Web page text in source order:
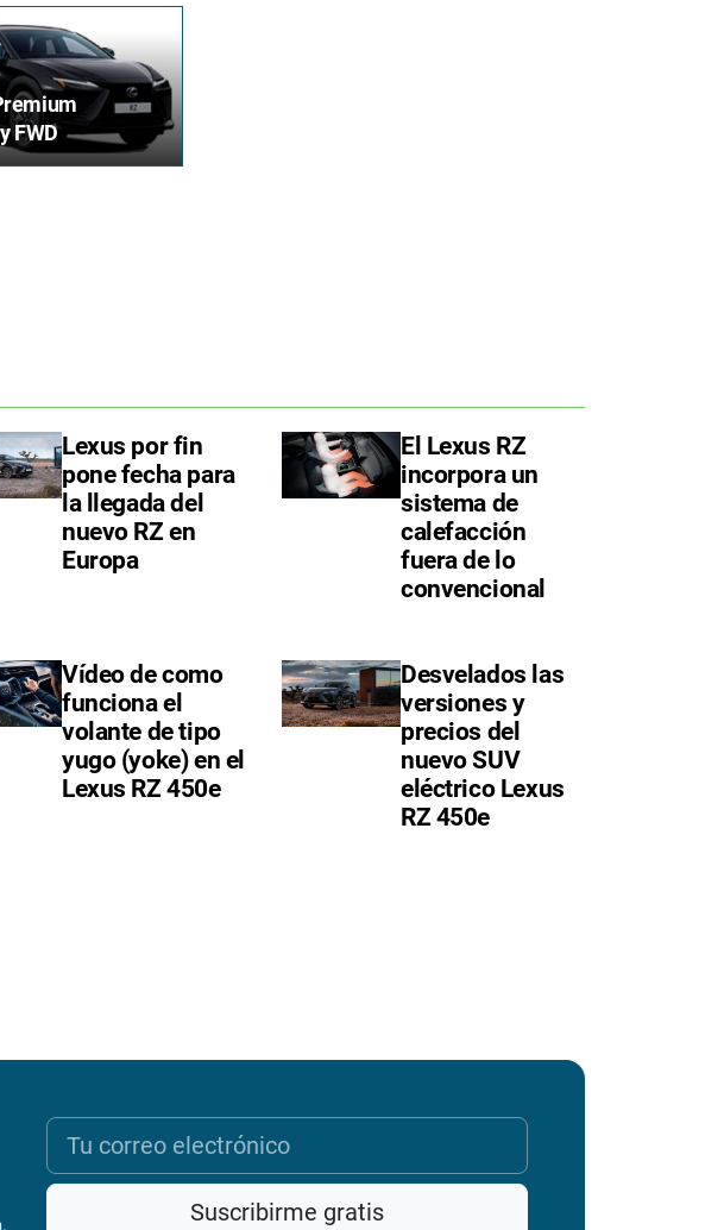
FWD
Lexus por fin
pone fecha para
la llegada del
nuevo RZ en
Europa
El Lexus RZ
incorpora un
sistema de
calefacción
fuera de lo
convencional
Vídeo de como
funciona el
volante de tipo
yugo (yoke) en el
Lexus RZ 450e
Desvelados las
versiones y
precios del
nuevo SUV
eléctrico Lexus
RZ 450e
Suscribirme gratis